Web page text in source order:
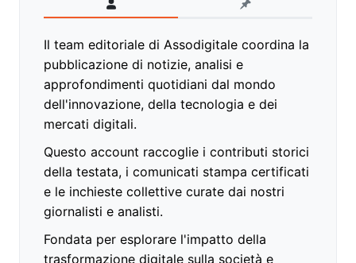
Il team editoriale di Assodigitale coordina la
pubblicazione di notizie, analisi e
approfondimenti quotidiani dal mondo
dell'innovazione, della tecnologia e dei
mercati digitali.
Questo account raccoglie i contributi storici
della testata, i comunicati stampa certificati
e le inchieste collettive curate dai nostri
giornalisti e analisti.
Fondata per esplorare l'impatto della
trasformazione digitale sulla società e